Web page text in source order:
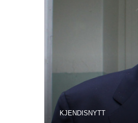
KJENDISNYTT